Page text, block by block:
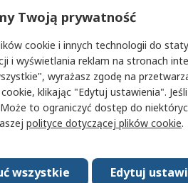
ciśnienia
G 1/4
G 1/4
±2.5 %
MAT3
Twoją prywatność
cookie i innych technologii do
i wyświetlania reklam na stronach
wyrażasz zgodę na
klikając "Edytuj ustawienia".
to ograniczyć dostęp do
polityce dotyczącej plików cookie.
Edytuj
wszystkie